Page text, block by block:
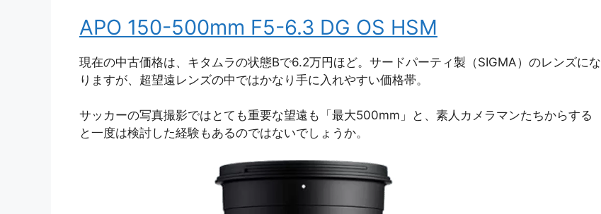
APO 150-500mm F5-6.3 DG OS HSM
現在の中古価格は、キタムラの状態Bで6.2万円ほど。サードパーティ製（SIGMA）のレンズにな
りますが、超望遠レンズの中ではかなり手に入れやすい価格帯。
サッカーの写真撮影ではとても重要な望遠も「最大500mm」と、素人カメラマンたちからする
と一度は検討した経験もあるのではないでしょうか。